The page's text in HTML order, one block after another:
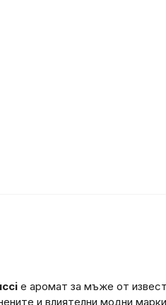
е аромат за мъже от
и влиятелни модни